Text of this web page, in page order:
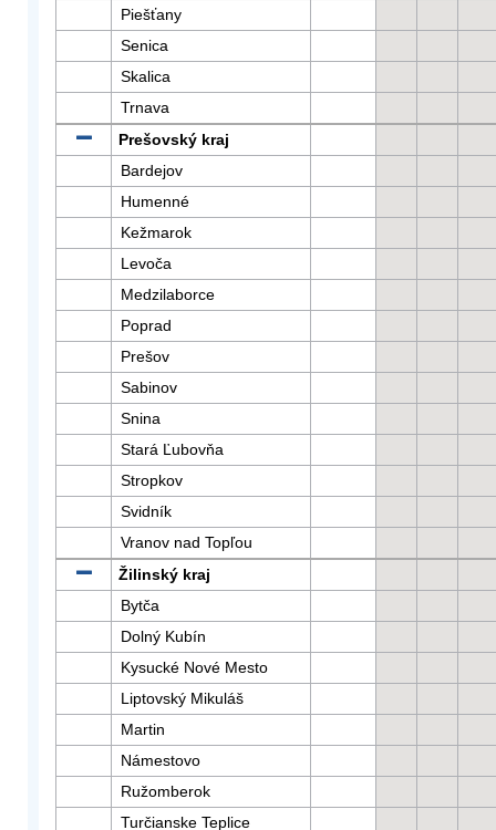
Piešťany
Senica
Skalica
Trnava
Prešovský kraj
Bardejov
Humenné
Kežmarok
Levoča
Medzilaborce
Poprad
Prešov
Sabinov
Snina
Stará Ľubovňa
Stropkov
Svidník
Vranov nad Topľou
Žilinský kraj
Bytča
Dolný Kubín
Kysucké Nové Mesto
Liptovský Mikuláš
Martin
Námestovo
Ružomberok
Turčianske Teplice